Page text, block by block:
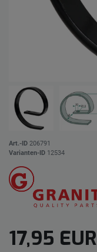
Art.-ID 206791
Varianten-ID 12534
17,95 EUR